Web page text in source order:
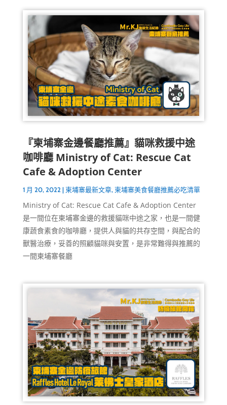
『柬埔寨金邊餐廳推薦』貓咪救援中途
咖啡廳 Ministry of Cat: Rescue Cat
Cafe & Adoption Center
1 月 20, 2022|柬埔寨最新文章,柬埔寨美食餐廳推薦必吃清單
Ministry of Cat: Rescue Cat Cafe & Adoption Center
是一間位在柬埔寨金邊的救援貓咪中途之家，也是一間健
康蔬食素食的咖啡廳，提供人與貓的共存空間，與配合的
獸醫治療，妥善的照顧貓咪與安置，是非常難得與推薦的
一間柬埔寨餐廳